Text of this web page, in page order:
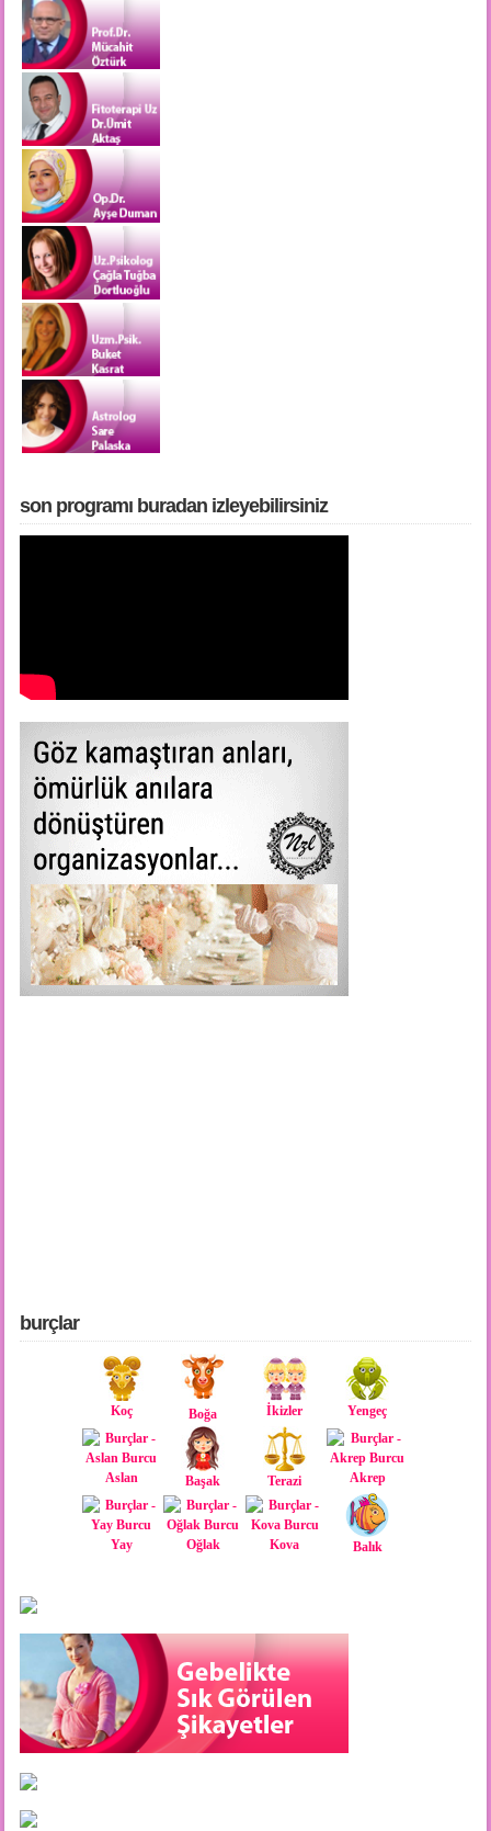
son programı buradan i̇zleyebilirsiniz
burçlar
Koç Boğa İkizler Yengeç
Aslan Başak Terazi Akrep
Yay Oğlak Kova Balık